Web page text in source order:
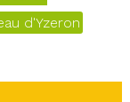
d'Yzeron